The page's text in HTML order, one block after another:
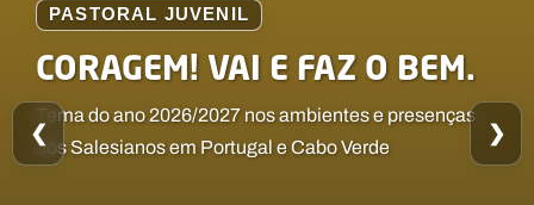
PASTORAL JUVENIL
CORAGEM! VAI E FAZ O BEM.
Tema do ano 2026/2027 nos ambientes e presenças
dos Salesianos em Portugal e Cabo Verde
SANTUÁRIO DE NOSSA
SENHORA AUXILIADORA
Bem-vindos ao nosso site
CENTRO DE
ESPIRITUALIDADE
Uma casa aberta ao acolhimento de grupos juvenis e
de adultos para retiros e encontros
❮ ❯